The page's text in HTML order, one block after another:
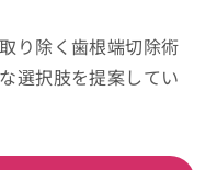
り除く歯根端切除術
選択肢を提案してい